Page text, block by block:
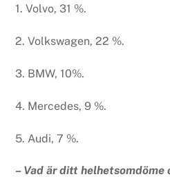
1. Volvo, 31 %.
2. Volkswagen, 22 %.
3. BMW, 10%.
4. Mercedes, 9 %.
5. Audi, 7 %.
– Vad är ditt helhetsomdöme